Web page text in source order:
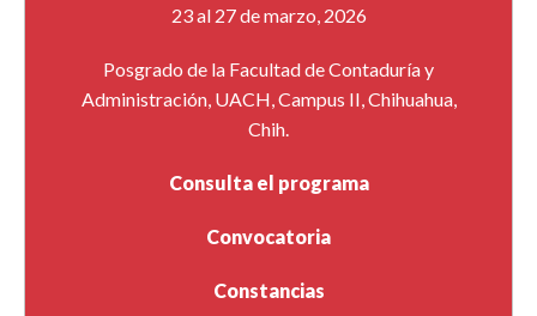
23 al 27 de marzo, 2026
Posgrado de la Facultad de Contaduría y
Administración, UACH, Campus II, Chihuahua,
Chih.
Consulta el programa
Convocatoria
Constancias